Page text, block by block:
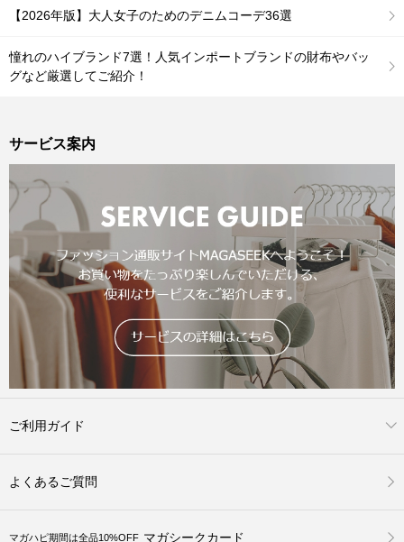
【2026年版】大人女子のためのデニムコーデ36選
憧れのハイブランド7選！人気インポートブランドの財布やバッ
グなど厳選してご紹介！
サービス案内
ご利用ガイド
よくあるご質問
マガハピ期間は全品10%OFF マガシークカード